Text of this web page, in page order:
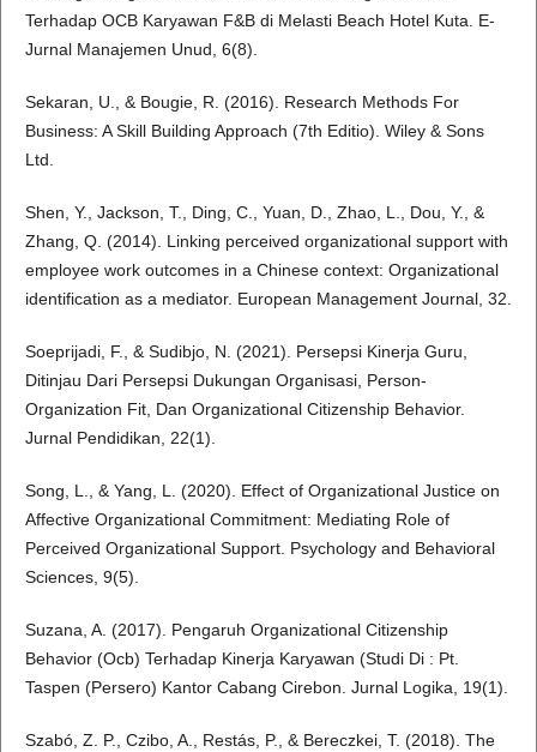
Terhadap OCB Karyawan F&B di Melasti Beach Hotel Kuta. E-
Jurnal Manajemen Unud, 6(8).
Sekaran, U., & Bougie, R. (2016). Research Methods For
Business: A Skill Building Approach (7th Editio). Wiley & Sons
Ltd.
Shen, Y., Jackson, T., Ding, C., Yuan, D., Zhao, L., Dou, Y., &
Zhang, Q. (2014). Linking perceived organizational support with
employee work outcomes in a Chinese context: Organizational
identification as a mediator. European Management Journal, 32.
Soeprijadi, F., & Sudibjo, N. (2021). Persepsi Kinerja Guru,
Ditinjau Dari Persepsi Dukungan Organisasi, Person-
Organization Fit, Dan Organizational Citizenship Behavior.
Jurnal Pendidikan, 22(1).
Song, L., & Yang, L. (2020). Effect of Organizational Justice on
Affective Organizational Commitment: Mediating Role of
Perceived Organizational Support. Psychology and Behavioral
Sciences, 9(5).
Suzana, A. (2017). Pengaruh Organizational Citizenship
Behavior (Ocb) Terhadap Kinerja Karyawan (Studi Di : Pt.
Taspen (Persero) Kantor Cabang Cirebon. Jurnal Logika, 19(1).
Szabó, Z. P., Czibo, A., Restás, P., & Bereczkei, T. (2018). The